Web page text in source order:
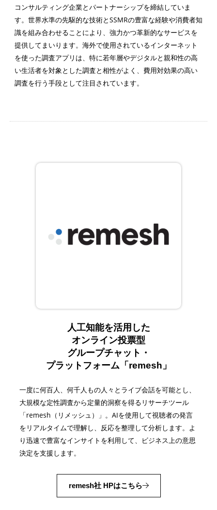
コンサルティング企業とパートナーシップを締結していま
す。世界水準の先駆的な技術とSSMRの豊富な経験や消費者知
識を組み合わせることにより、強力かつ革新的なサービスを
提供してまいります。海外で使用されているインターネット
を使った調査アプリは、特に若年層やデジタルと親和性の高
い生活者を対象とした調査と相性がよく、費用対効果の高い
調査を行う手段として注目されています。
人工知能を活用した
オンライン投票型
グループチャット・
プラットフォーム「remesh」
一度に何百人、何千人もの人々とライブ会話を可能とし、
大規模な定性調査から定量的洞察を得るリサーチツール
「remesh（リメッシュ）」。AIを使用して視聴者の発言
をリアルタイムで理解し、反応を整理して分析します。よ
り迅速で豊富なインサイトを利用して、ビジネス上の意思
決定を支援します。
remesh社 HPはこちら